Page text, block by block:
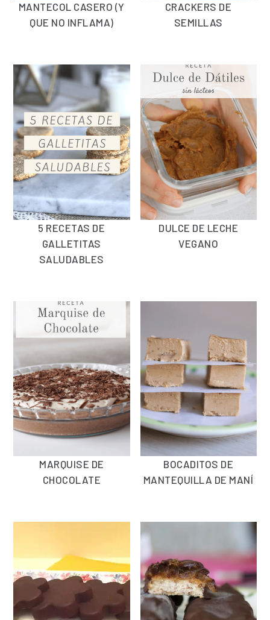
MANTECOL CASERO (Y
QUE NO INFLAMA)
CRACKERS DE
SEMILLAS
5 RECETAS DE
GALLETITAS
SALUDABLES
DULCE DE LECHE
VEGANO
MARQUISE DE
CHOCOLATE
BOCADITOS DE
MANTEQUILLA DE MANÍ